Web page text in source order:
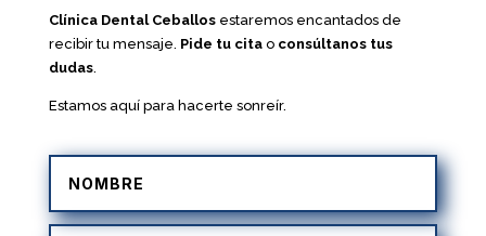
Clínica Dental Ceballosestaremos encantados de
recibir tu mensaje. Pide tu citao consúltanos tus
dudas.
Estamos aquí para hacerte sonreír.